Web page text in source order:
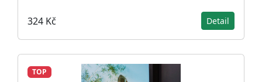
324 Kč Detail
TOP